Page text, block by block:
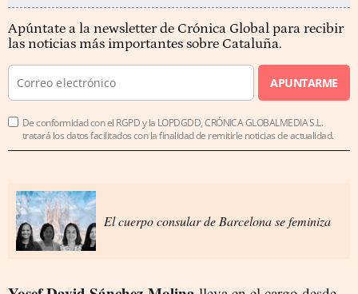
Apúntate a la newsletter de Crónica Global para recibir
las noticias más importantes sobre Cataluña.
APUNTARME
De conformidad con el RGPD y la LOPDGDD, CRÓNICA GLOBALMEDIA S.L.
tratará los datos facilitados con la finalidad de remitirle noticias de actualidad.
El cuerpo consular de Barcelona se feminiza